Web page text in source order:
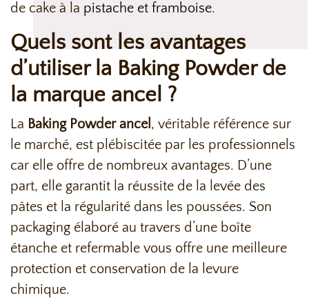
de cake à la pistache et framboise.
Quels sont les avantages
d’utiliser la Baking Powder de
la marque ancel ?
La Baking Powder ancel , véritable référence sur
le marché, est plébiscitée par les professionnels
car elle offre de nombreux avantages. D’une
part, elle garantit la réussite de la levée des
pâtes et la régularité dans les poussées. Son
packaging élaboré au travers d’une boîte
étanche et refermable vous offre une meilleure
protection et conservation de la levure
chimique.